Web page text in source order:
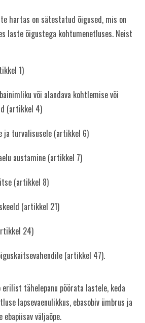
menetlus
teenused
hartas on sätestatud õigused, mis on
laste õigustega kohtumenetluses. Neist
1)
või alandava kohtlemise või
(artikkel 4)
ja turvalisusele (artikkel 6)
austamine (artikkel 7)
(artikkel 8)
(artikkel 21)
24)
(artikkel 47).
tähelepanu pöörata lastele, keda
lapsevaenulikkus, ebasobiv ümbrus ja
väljaõpe.